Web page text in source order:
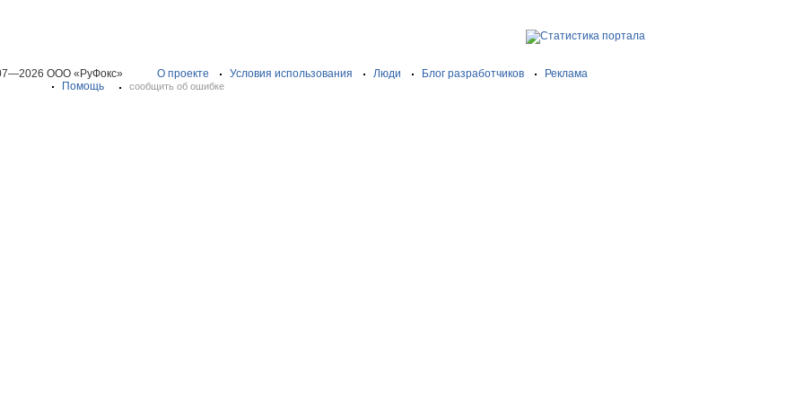
ООО «РуФокс» О проекте Условия использования Люди Блог разработчиков
Реклама
Помощь
сообщить об ошибке